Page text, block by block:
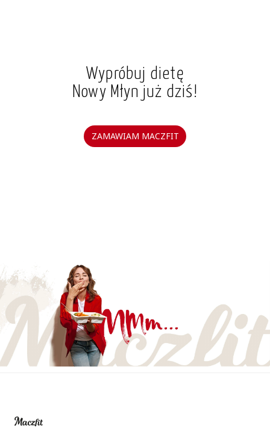
Wypróbuj dietę
Nowy Młyn już dziś!
ZAMAWIAM MACZFIT